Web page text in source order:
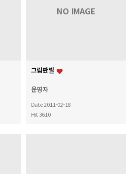
NO IMAGE
그림판넬
운영자
Date 2011-02-18
Hit 3610